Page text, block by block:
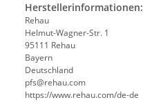
Herstellerinformationen:
Rehau
Helmut-Wagner-Str. 1
95111 Rehau
Bayern
Deutschland
pfs@rehau.com
https://www.rehau.com/de-de